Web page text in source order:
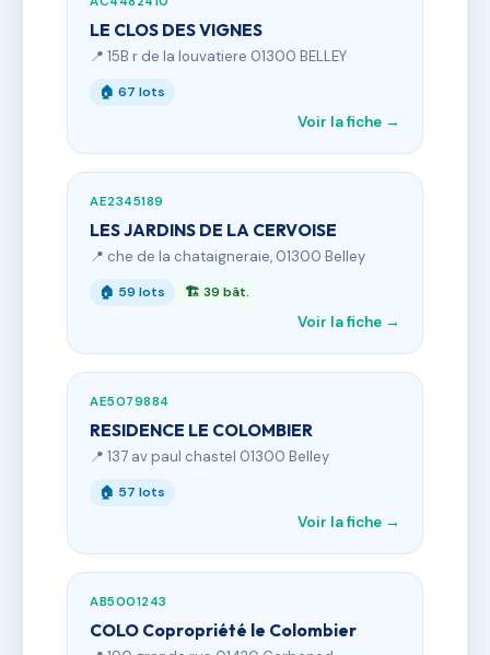
LE CLOS DES VIGNES
📍 15B r de la louvatiere 01300 BELLEY
🏠 67 lots
Voir la fiche →
AE2345189
LES JARDINS DE LA CERVOISE
📍 che de la chataigneraie, 01300 Belley
🏠 59 lots 🏗 39 bât.
Voir la fiche →
AE5079884
RESIDENCE LE COLOMBIER
📍 137 av paul chastel 01300 Belley
🏠 57 lots
Voir la fiche →
AB5001243
COLO Copropriété le Colombier